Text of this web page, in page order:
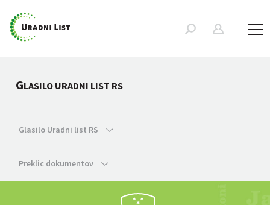
GLASILO URADNI LIST RS
Glasilo Uradni list RS
Preklic dokumentov